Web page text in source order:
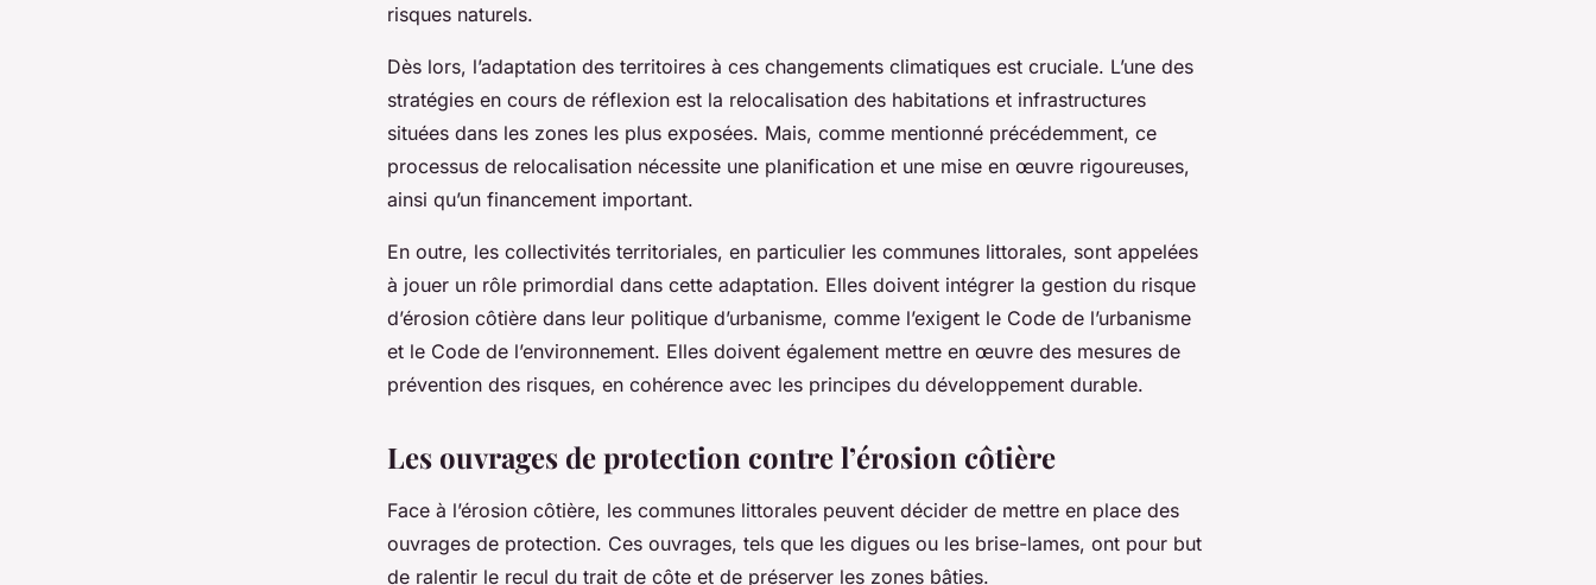
risques naturels.
Dès lors, l’adaptation des territoires à ces changements climatiques est cruciale. L’une des
stratégies en cours de réflexion est la relocalisation des habitations et infrastructures
situées dans les zones les plus exposées. Mais, comme mentionné précédemment, ce
processus de relocalisation nécessite une planification et une mise en œuvre rigoureuses,
ainsi qu’un financement important.
En outre, les collectivités territoriales, en particulier les communes littorales, sont appelées
à jouer un rôle primordial dans cette adaptation. Elles doivent intégrer la gestion du risque
d’érosion côtière dans leur politique d’urbanisme, comme l’exigent le Code de l’urbanisme
et le Code de l’environnement. Elles doivent également mettre en œuvre des mesures de
prévention des risques, en cohérence avec les principes du développement durable.
Les ouvrages de protection contre l’érosion côtière
Face à l’érosion côtière, les communes littorales peuvent décider de mettre en place des
ouvrages de protection. Ces ouvrages, tels que les digues ou les brise-lames, ont pour but
de ralentir le recul du trait de côte et de préserver les zones bâties.